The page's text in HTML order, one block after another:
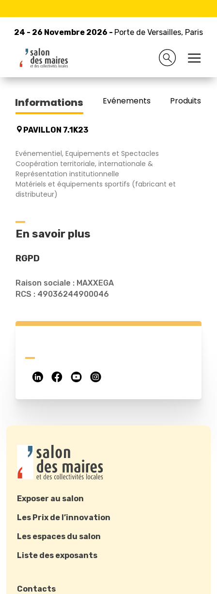
24 - 26 Novembre 2026 - Porte de Versailles, Paris
24 - 26 Novembre 2026 - Porte de Versailles, Paris
Retour à la liste des exposants
LPTENT
Informations Evénements Produits/
PAVILLON 7.1K23
Evénementiel, Equipements et Spectacles
Coopération territoriale, internationale &
Représentation institutionnelle
Matériels et équipements sportifs (fabricant et
distributeur)
En savoir plus
RGPD
Raison sociale : MAXXEGA
RCS : 49036244900046
Exposer au salon
Les Prix de l’innovation
Les espaces du salon
Liste des exposants
Contacts